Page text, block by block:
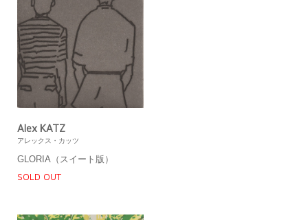
Alex KATZ
アレックス・カッツ
GLORIA（スイート版）
SOLD OUT